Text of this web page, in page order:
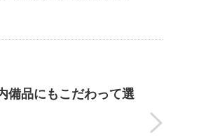
備品にもこだわって選